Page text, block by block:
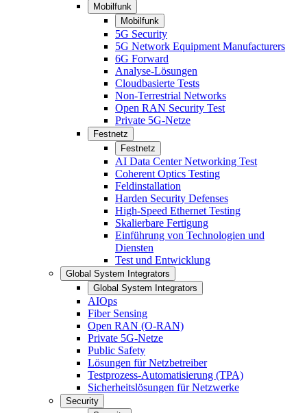
Mobilfunk
Mobilfunk
5G Security
5G Network Equipment Manufacturers
6G Forward
Analyse-Lösungen
Cloudbasierte Tests
Non-Terrestrial Networks
Open RAN Security Test
Private 5G-Netze
Festnetz
Festnetz
AI Data Center Networking Test
Coherent Optics Testing
Feldinstallation
Harden Security Defenses
High-Speed Ethernet Testing
Skalierbare Fertigung
Einführung von Technologien und
Diensten
Test und Entwicklung
Global System Integrators
Global System Integrators
AIOps
Fiber Sensing
Open RAN (O-RAN)
Private 5G-Netze
Public Safety
Lösungen für Netzbetreiber
Testprozess-Automatisierung (TPA)
Sicherheitslösungen für Netzwerke
Security